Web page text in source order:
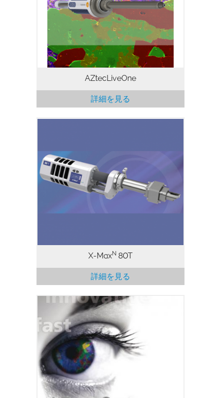
ソリューションです。 膨大なトレーニン
グやEDSの高度な知識は必要ありません。
お客様はわずかなトレーニングで、信頼性
のある結果が得られます。
AZtecLiveOne
詳細を見る
The X-MaxN シリーズの TEM 向け SDD
は、新しいセンサ素子、新しいエレクトロ
ニクス、および革新的なパッケージングを
活用して、真に⌈次世代の⌋ SDD 性能を実
現しています。
X-MaxN 80T
詳細を見る
EDS・EBSD同時データ収集
AZtecSynergy は、EDS と EBSD のデー
タを同時に収集するための強力なソリュー
ションとなっています。優れた統合データ
を収集するためのすべてのツールは １ か
所に置かれており、特定のナビゲータから
他のナビゲータへの複雑な切り替えは不要
です。